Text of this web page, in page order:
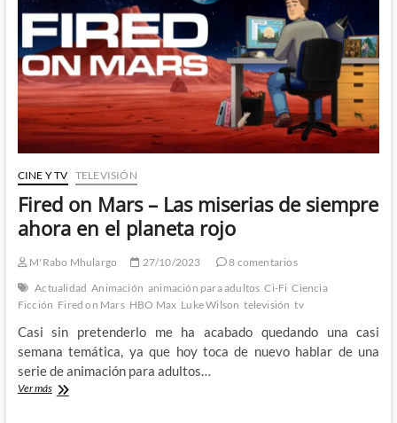
ha
valido
pena
cada
paso
del
camino
CINE Y TV TELEVISIÓN
Fired on Mars – Las miserias de siempre
ahora en el planeta rojo
M'Rabo Mhulargo 27/10/2023
8 comentarios
Actualidad Animación animación para adultos Ci-Fi Ciencia
Ficción Fired on Mars HBO Max Luke Wilson televisión tv
Casi sin pretenderlo me ha acabado quedando una casi
semana temática, ya que hoy toca de nuevo hablar de una
serie de animación para adultos…
Ver másFired